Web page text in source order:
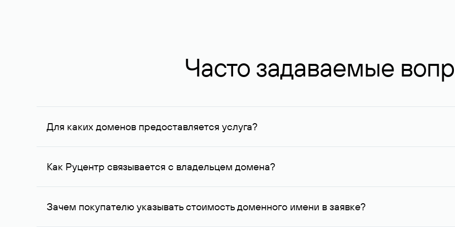
Часто задаваемые
Для каких доменов предоставляется услуга?
Услуга доступна для доменов, зарегистрированных в Руцентре и у других регистраторов. Для доменов,
Как Руцентр связывается с владельцем домена?
Для связи с владельцем домена используются его контактные данные, доступные Руцентру.
Зачем покупателю указывать стоимость доменного имени в заявке?